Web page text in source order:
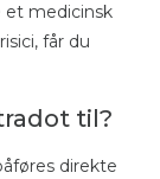
et medicinsk
får du
til?
direkte